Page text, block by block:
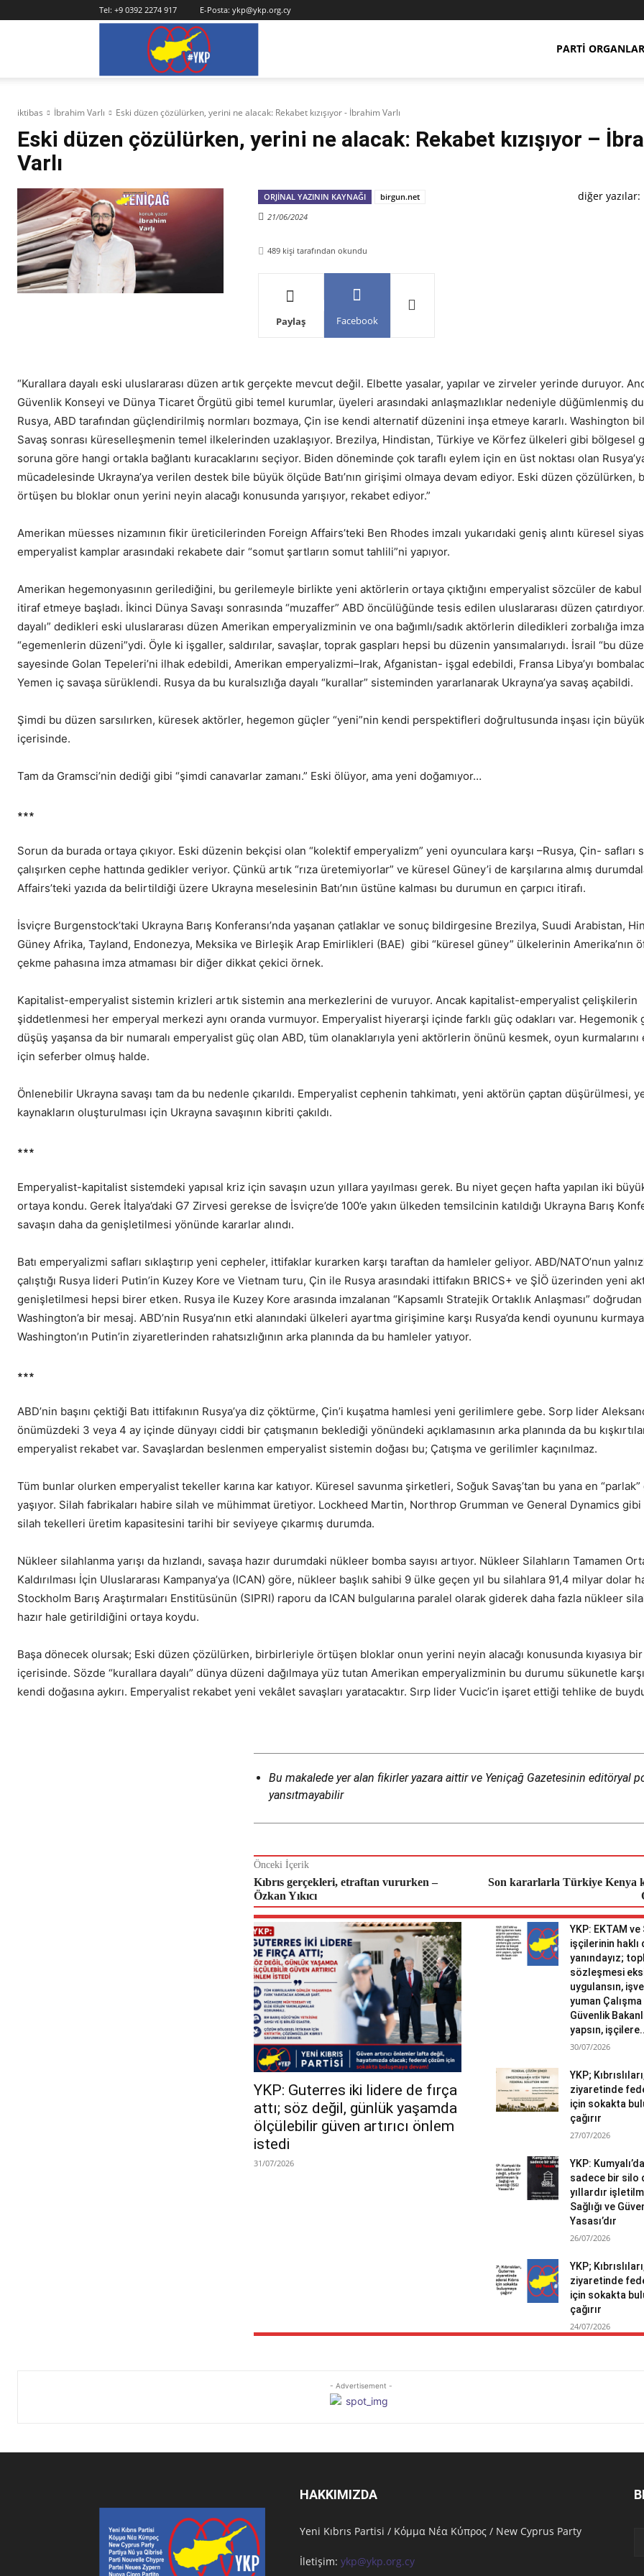
Tel: +9 0392 2274 917 E-Posta: ykp@ykp.org.cy
PARTI
iktibas İbrahim Varlı Eski düzen çözülürken, yerini ne alacak: Rekabet kızışıyor - İbrahim Varlı
Eski düzen çözülürken, yerini ne alacak: Rekabet kızışıyor –
Varlı
ORJINAL YAZININ KAYNAĞI
birgun.net
21/06/2024
489kişi tarafından okundu
Paylaş Facebook
diğer yazılar:
“Kurallara dayalı eski uluslararası düzen artık gerçekte mevcut değil. Elbette yasalar, yapılar ve zirveler yerinde duruyor.
Güvenlik Konseyi ve Dünya Ticaret Örgütü gibi temel kurumlar, üyeleri arasındaki anlaşmazlıklar nedeniyle düğümlenmiş
Rusya, ABD tarafından güçlendirilmiş normları bozmaya, Çin ise kendi alternatif düzenini inşa etmeye kararlı. Washington
Savaş sonrası küreselleşmenin temel ilkelerinden uzaklaşıyor. Brezilya, Hindistan, Türkiye ve Körfez ülkeleri gibi bölgesel
soruna göre hangi ortakla bağlantı kuracaklarını seçiyor. Biden döneminde çok taraflı eylem için en üst noktası olan
mücadelesinde Ukrayna’ya verilen destek bile büyük ölçüde Batı’nın girişimi olmaya devam ediyor. Eski düzen çözülürken,
örtüşen bu bloklar onun yerini neyin alacağı konusunda yarışıyor, rekabet ediyor.”
Amerikan müesses nizamının fikir üreticilerinden Foreign Affairs’teki Ben Rhodes imzalı yukarıdaki geniş alıntı küresel
emperyalist kamplar arasındaki rekabete dair “somut şartların somut tahlili”ni yapıyor.
Amerikan hegemonyasının gerilediğini, bu gerilemeyle birlikte yeni aktörlerin ortaya çıktığını emperyalist sözcüler de
itiraf etmeye başladı. İkinci Dünya Savaşı sonrasında “muzaffer” ABD öncülüğünde tesis edilen uluslararası düzen
dayalı” dedikleri eski uluslararası düzen Amerikan emperyalizminin ve ona bağımlı/sadık aktörlerin diledikleri zorbalığa imza
“egemenlerin düzeni”ydi. Öyle ki işgaller, saldırılar, savaşlar, toprak gaspları hepsi bu düzenin yansımalarıydı. İsrail “bu
sayesinde Golan Tepeleri’ni ilhak edebildi, Amerikan emperyalizmi–Irak, Afganistan- işgal edebildi, Fransa Libya’yı
Yemen iç savaşa sürüklendi. Rusya da bu kuralsızlığa dayalı “kurallar” sisteminden yararlanarak Ukrayna’ya savaş açabildi.
Şimdi bu düzen sarsılırken, küresek aktörler, hegemon güçler “yeni”nin kendi perspektifleri doğrultusunda inşası için
içerisinde.
Tam da Gramsci’nin dediği gibi “şimdi canavarlar zamanı.” Eski ölüyor, ama yeni doğamıyor…
∗∗∗
Sorun da burada ortaya çıkıyor. Eski düzenin bekçisi olan “kolektif emperyalizm” yeni oyunculara karşı –Rusya, Çin- safları
çalışırken cephe hattında gedikler veriyor. Çünkü artık “rıza üretemiyorlar” ve küresel Güney’i de karşılarına almış
Affairs’teki yazıda da belirtildiği üzere Ukrayna meselesinin Batı’nın üstüne kalması bu durumun en çarpıcı itirafı.
İsviçre Burgenstock’taki Ukrayna Barış Konferansı’nda yaşanan çatlaklar ve sonuç bildirgesine Brezilya, Suudi Arabistan,
Güney Afrika, Tayland, Endonezya, Meksika ve Birleşik Arap Emirlikleri (BAE) gibi “küresel güney” ülkelerinin Amerika’nın
çekme pahasına imza atmaması bir diğer dikkat çekici örnek.
Kapitalist-emperyalist sistemin krizleri artık sistemin ana merkezlerini de vuruyor. Ancak kapitalist-emperyalist çelişkilerin
şiddetlenmesi her emperyal merkezi aynı oranda vurmuyor. Emperyalist hiyerarşi içinde farklı güç odakları var. Hegemonik
düşüş yaşansa da bir numaralı emperyalist güç olan ABD, tüm olanaklarıyla yeni aktörlerin önünü kesmek, oyun
için seferber olmuş halde.
Önlenebilir Ukrayna savaşı tam da bu nedenle çıkarıldı. Emperyalist cephenin tahkimatı, yeni aktörün çaptan düşürülmesi,
kaynakların oluşturulması için Ukrayna savaşının kibriti çakıldı.
∗∗∗
Emperyalist-kapitalist sistemdeki yapısal kriz için savaşın uzun yıllara yayılması gerek. Bu niyet geçen hafta yapılan iki
ortaya kondu. Gerek İtalya’daki G7 Zirvesi gerekse de İsviçre’de 100’e yakın ülkeden temsilcinin katıldığı Ukrayna Barış
savaşın daha da genişletilmesi yönünde kararlar alındı.
Batı emperyalizmi safları sıklaştırıp yeni cepheler, ittifaklar kurarken karşı taraftan da hamleler geliyor. ABD/NATO’nun
çalıştığı Rusya lideri Putin’in Kuzey Kore ve Vietnam turu, Çin ile Rusya arasındaki ittifakın BRICS+ ve ŞİÖ üzerinden yeni
genişletilmesi hepsi birer etken. Rusya ile Kuzey Kore arasında imzalanan “Kapsamlı Stratejik Ortaklık Anlaşması” doğrudan
Washington’a bir mesaj. ABD’nin Rusya’nın etki alanındaki ülkeleri ayartma girişimine karşı Rusya’da kendi oyununu kurmaya
Washington’ın Putin’in ziyaretlerinden rahatsızlığının arka planında da bu hamleler yatıyor.
∗∗∗
ABD’nin başını çektiği Batı ittifakının Rusya’ya diz çöktürme, Çin’i kuşatma hamlesi yeni gerilimlere gebe. Sorp lider
önümüzdeki 3 veya 4 ay içinde dünyayı ciddi bir çatışmanın beklediği yönündeki açıklamasının arka planında da bu
emperyalist rekabet var. Savaşlardan beslenmen emperyalist sistemin doğası bu; Çatışma ve gerilimler kaçınılmaz.
Tüm bunlar olurken emperyalist tekeller karına kar katıyor. Küresel savunma şirketleri, Soğuk Savaş’tan bu yana en
yaşıyor. Silah fabrikaları habire silah ve mühimmat üretiyor. Lockheed Martin, Northrop Grumman ve General Dynamics gibi
silah tekelleri üretim kapasitesini tarihi bir seviyeye çıkarmış durumda.
Nükleer silahlanma yarışı da hızlandı, savaşa hazır durumdaki nükleer bomba sayısı artıyor. Nükleer Silahların Tamamen
Kaldırılması İçin Uluslararası Kampanya’ya (ICAN) göre, nükleer başlık sahibi 9 ülke geçen yıl bu silahlara 91,4 milyar dolar
Stockholm Barış Araştırmaları Enstitüsünün (SIPRI) raporu da ICAN bulgularına paralel olarak giderek daha fazla nükleer
hazır hale getirildiğini ortaya koydu.
Başa dönecek olursak; Eski düzen çözülürken, birbirleriyle örtüşen bloklar onun yerini neyin alacağı konusunda kıyasıya
içerisinde. Sözde “kurallara dayalı” dünya düzeni dağılmaya yüz tutan Amerikan emperyalizminin bu durumu sükunetle
kendi doğasına aykırı. Emperyalist rekabet yeni vekâlet savaşları yaratacaktır. Sırp lider Vucic’in işaret ettiği tehlike de
Bu makalede yer alan fikirler yazara aittir ve Yeniçağ Gazetesinin editöryal
yansıtmayabilir
Önceki İçerik
Kıbrıs gerçekleri, etraftan vururken –
Özkan Yıkıcı
Son kararlarla Türkiye Kenya
YKP: Guterres iki lidere de fırça
attı; söz değil, günlük yaşamda
ölçülebilir güven artırıcı önlem
istedi
31/07/2026
YKP: EKTAM ve
işçilerinin haklı
yanındayız;
sözleşmesi
uygulansın,
yuman Çalışma
Güvenlik
yapsın,
30/07/2026
YKP;
ziyaretinde
için sokakta
çağırır
27/07/2026
YKP:
sadece bir silo
yıllardır
Sağlığı ve
Yasası’dır
26/07/2026
YKP;
ziyaretinde
için sokakta
çağırır
24/07/2026
- Advertisement -
HAKKIMIZDA
Υeni Kıbrıs Partisi / Κόμμα Νέα Κύπρος / New Cyprus Party
İletişim: ykp@ykp.org.cy